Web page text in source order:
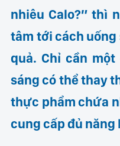
nhiêu Calo?” thì
tâm tới cách
quả. Chỉ cần
sáng có thể thay
thực phẩm chứa
cung cấp đủ